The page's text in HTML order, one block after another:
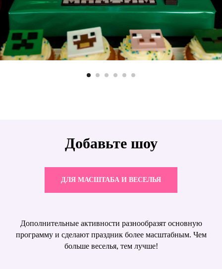
Добавьте шоу
ДЛЯ МАСШТАБА И ВЕСЕЛЬЯ
Дополнительные активности разнообразят основную
программу и сделают праздник более масштабным. Чем
больше веселья, тем лучше!
© Праздник сервис 2026
Политика использования cookie-
Политика конфиденциальности
Мы собираем обезличенные метаданные пользователя (cookie, данные об IP-
адресе и местоположении) для нормального функционирования сайта и если
вы не желаете, чтобы эти данные обрабатывались, то пожалуйста покиньте
сайт.